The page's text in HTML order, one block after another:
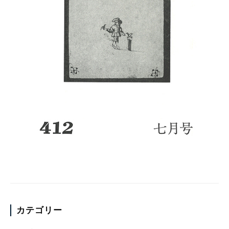
カテゴリー